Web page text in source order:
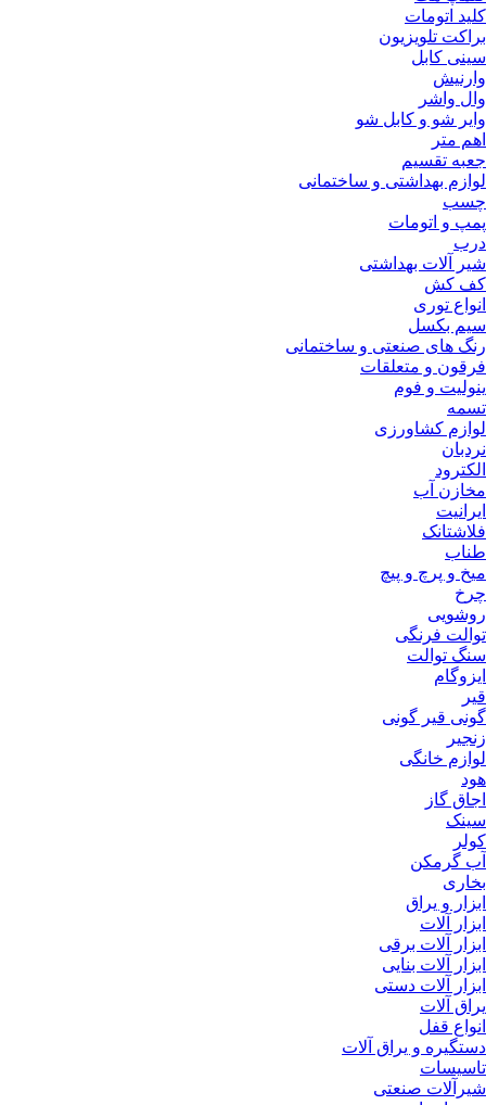
کلید اتومات
براکت تلویزیون
سینی کابل
وارنیش
وال واشر
وایر شو و کابل شو
اهم متر
جعبه تقسیم
لوازم بهداشتی و ساختمانی
چسب
پمپ و اتومات
درب
شیر آلات بهداشتی
کف کش
انواع توری
سیم بکسل
رنگ های صنعتی و ساختمانی
فرقون و متعلقات
ینولیت و فوم
تسمه
لوازم کشاورزی
نردبان
الکترود
مخازن آب
ایرانیت
فلاشتانک
طناب
میخ و پرچ و پیچ
چرخ
روشویی
توالت فرنگی
سنگ توالت
ایزوگام
قیر
گونی قیر گونی
زنجیر
لوازم خانگی
هود
اجاق گاز
سینک
کولر
آب گرمکن
بخاری
ابزار و یراق
ابزار آلات
ابزار آلات برقی
ابزار آلات بنایی
ابزار آلات دستی
یراق آلات
انواع قفل
دستگیره و یراق آلات
تاسیسات
شیرآلات صنعتی